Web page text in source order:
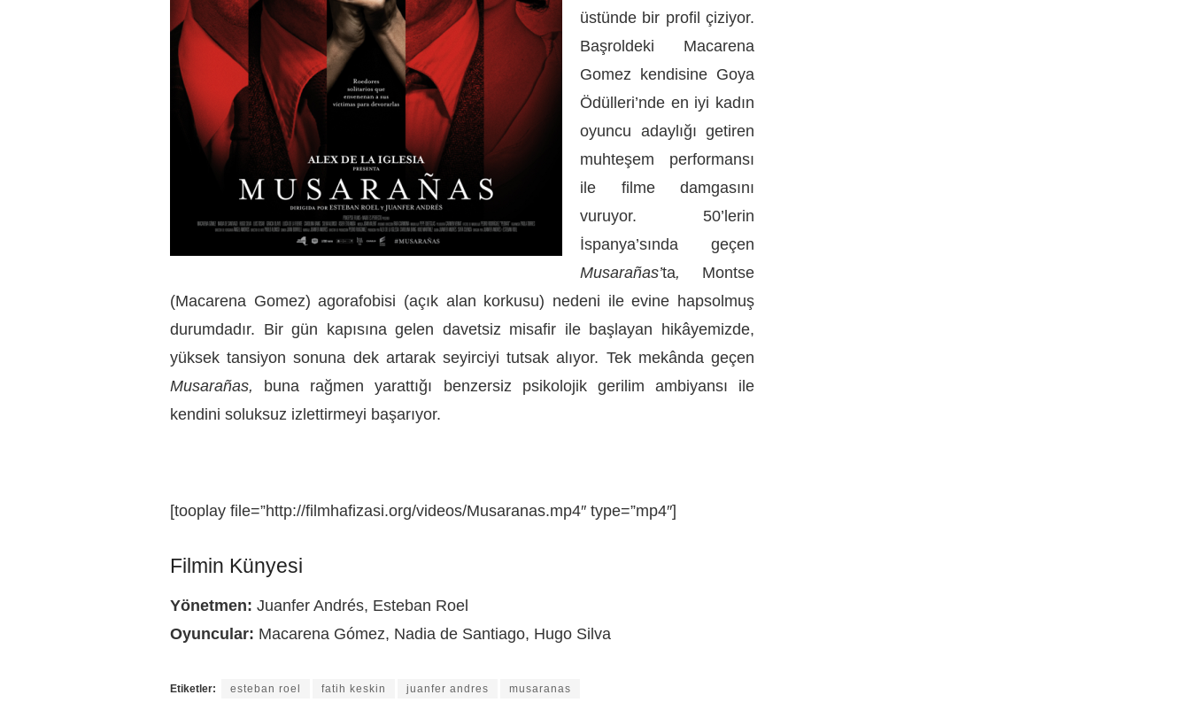
üstünde bir profil çiziyor.
Başroldeki Macarena
Gomez kendisine Goya
Ödülleri’nde en iyi kadın
oyuncu adaylığı getiren
muhteşem performansı
ile filme damgasını
vuruyor. 50’lerin
İspanya’sında geçen
Musarañas’ta, Montse
(Macarena Gomez) agorafobisi (açık alan korkusu) nedeni ile evine hapsolmuş
durumdadır. Bir gün kapısına gelen davetsiz misafir ile başlayan hikâyemizde,
yüksek tansiyon sonuna dek artarak seyirciyi tutsak alıyor. Tek mekânda geçen
Musarañas, buna rağmen yarattığı benzersiz psikolojik gerilim ambiyansı ile
kendini soluksuz izlettirmeyi başarıyor.
[tooplay file=”http://filmhafizasi.org/videos/Musaranas.mp4″ type=”mp4″]
Filmin Künyesi
Yönetmen: Juanfer Andrés, Esteban Roel
Oyuncular: Macarena Gómez, Nadia de Santiago, Hugo Silva
Etiketler: esteban roel fatih keskin juanfer andres musaranas